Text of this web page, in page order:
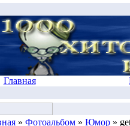
Главная
» Фотоальбом » Юмор »